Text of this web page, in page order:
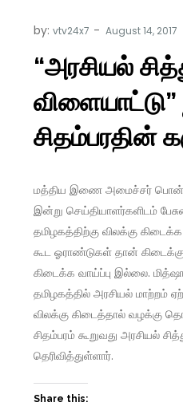
by:vtv24x7
“அரசியல்
விளையாட்டு”
சிதம்பரதின்
மத்திய இணை அமைச்சர்
இன்று செய்தியாளர்களிடம்
தமிழகத்திற்கு விலக்கு
கூட ஓராண்டுகள் தான்
கிடைக்க வாய்ப்பு இல்லை.
தமிழகத்தில் அரசியல் மாற்றம்
விலக்கு கிடைத்தால் வழக்கு
சிதம்பரம் கூறுவது அரசியல்
தெரிவித்துள்ளார்.
Share this: